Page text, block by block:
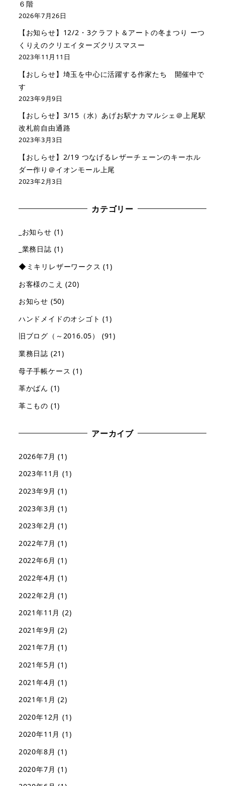
６階
2026年7月26日
【お知らせ】12/2・3クラフト＆アートの冬まつり ーつ
くりえのクリエイターズクリスマスー
2023年11月11日
【おしらせ】埼玉を中心に活躍する作家たち 開催中で
す
2023年9月9日
【おしらせ】3/15（水）あげお駅ナカマルシェ＠上尾駅
改札前自由通路
2023年3月3日
【おしらせ】2/19 つなげるレザーチェーンのキーホル
ダー作り＠イオンモール上尾
2023年2月3日
カテゴリー
_お知らせ (1)
_業務日誌 (1)
◆ミキリレザーワークス (1)
お客様のこえ (20)
お知らせ (50)
ハンドメイドのオシゴト (1)
旧ブログ（～2016.05）
(91)
業務日誌 (21)
母子手帳ケース (1)
革かばん (1)
革こもの (1)
アーカイブ
2026年7月 (1)
2023年11月 (1)
2023年9月 (1)
2023年3月 (1)
2023年2月 (1)
2022年7月 (1)
2022年6月 (1)
2022年4月 (1)
2022年2月 (1)
2021年11月 (2)
2021年9月 (2)
2021年7月 (1)
2021年5月 (1)
2021年4月 (1)
2021年1月 (2)
2020年12月 (1)
2020年11月 (1)
2020年8月 (1)
2020年7月 (1)